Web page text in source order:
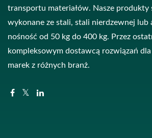
transportu materiałów. Nasze produkty
wykonane ze stali, stali nierdzewnej lub
nośność od 50 kg do 400 kg. Przez
kompleksowym dostawcą rozwiązań
marek z różnych branż.